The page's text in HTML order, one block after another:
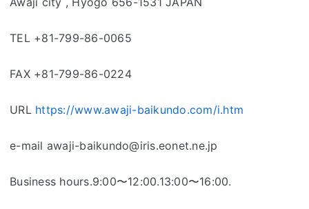
TEL +81-799-86-0065
FAX +81-799-86-0224
URL https://www.awaji-baikundo.com/i.htm
e-mail awaji-baikundo@iris.eonet.ne.jp
Business hours.9:00〜12:00.13:00〜16:00.